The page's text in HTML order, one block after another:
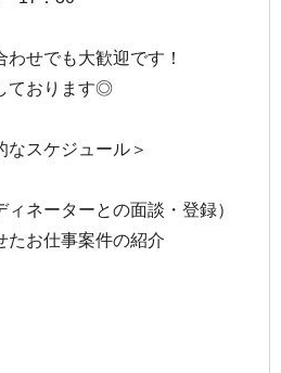
せでも大歓迎です！
ております◎
なスケジュール＞
ネーターとの面談・登録）
お仕事案件の紹介